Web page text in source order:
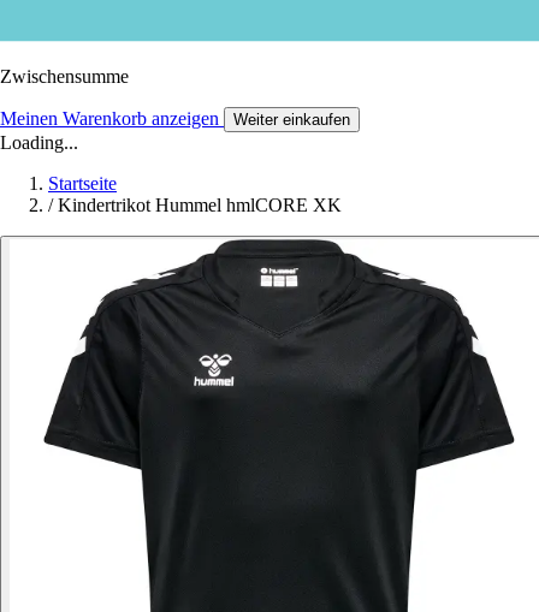
Zwischensumme
Meinen Warenkorb anzeigen Weiter einkaufen
Loading...
Startseite
/ Kindertrikot Hummel hmlCORE XK